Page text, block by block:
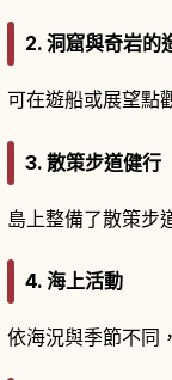
2. 洞窟與奇岩的
可在遊船或展望點
3. 散策步道健行
島上整備了散策步
4. 海上活動
依海況與季節不同